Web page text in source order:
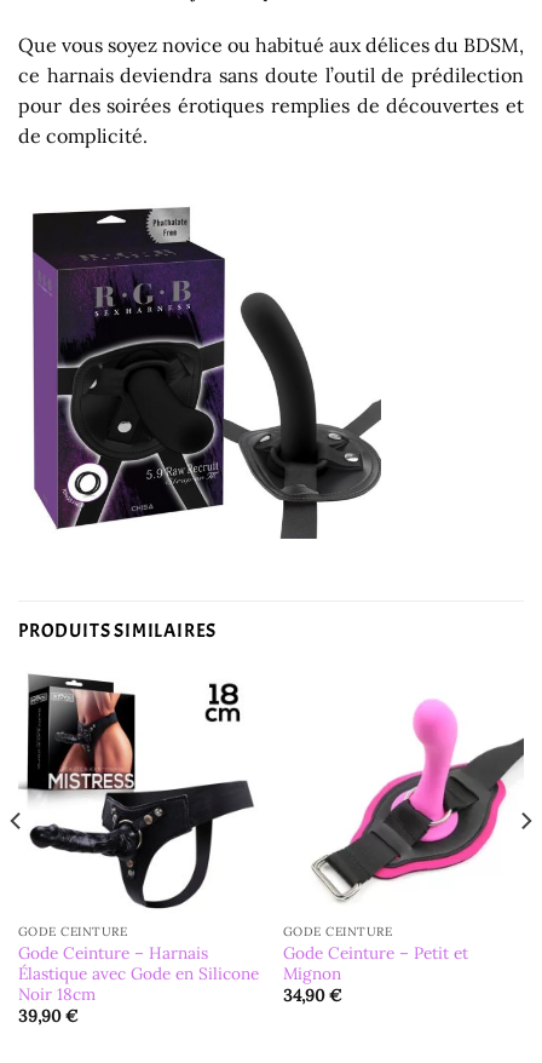
Que vous soyez novice ou habitué aux délices du BDSM,
ce harnais deviendra sans doute l’outil de prédilection
pour des soirées érotiques remplies de découvertes et
de complicité.
PRODUITS SIMILAIRES
GODE CEINTURE
Gode Ceinture – Harnais
Élastique avec Gode en Silicone
Noir 18cm
39,90€
GODE CEINTURE
Gode Ceinture – Petit et
Mignon
34,90€